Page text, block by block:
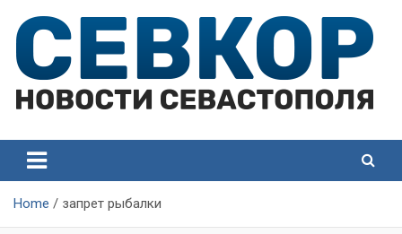
content
Севастополя
Севастополя
Home запрет рыбалки